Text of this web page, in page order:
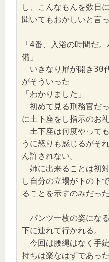
し、こんなもんを数日
聞いてもおかしいと言
「4番、入浴の時間だ
備」
いきなり扉が開き30
がそういった
「わかりました」
初めて見る刑務官だ
に土下座をし指示のお
土下座は何度やって
うに怒りも感じるがそ
ん許されない。
姉に出来ることは初
し自分の立場が下の下
ることを示すのみだった
パンツ一枚の姿にな
下に連れて行かれる。
今回は腰縄はなく手
持ちは楽なはずであっ